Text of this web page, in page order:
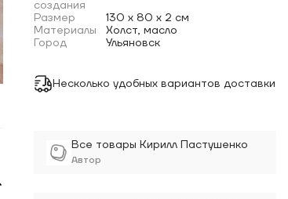
создания
Размер
130 x 80 x 2 см
Материалы
Холст, масло
Город
Ульяновск
Несколько удобных вариантов доставки
Все товары Кирилл Пастушенко
Автор